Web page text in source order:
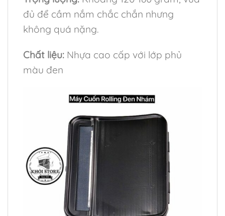
đủ để cầm nắm chắc chắn nhưng
không quá nặng.
Chất liệu: Nhựa cao cấp với lớp phủ
màu đen